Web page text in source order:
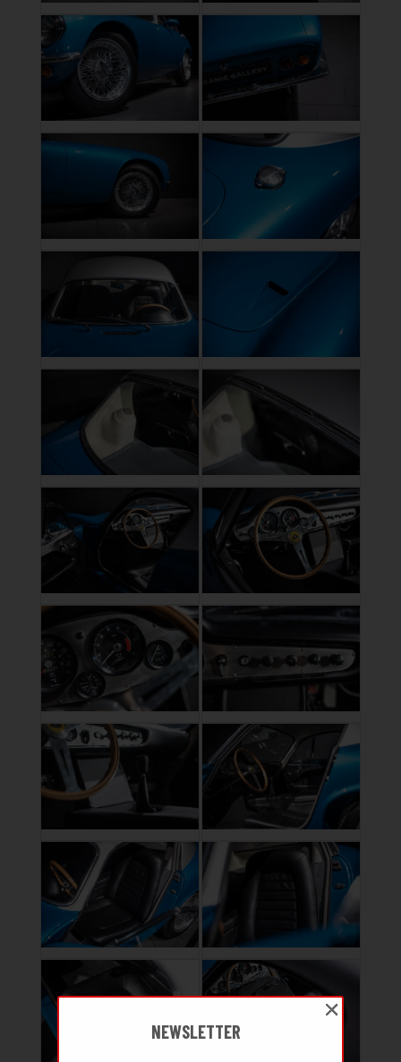
NEWSLETTER